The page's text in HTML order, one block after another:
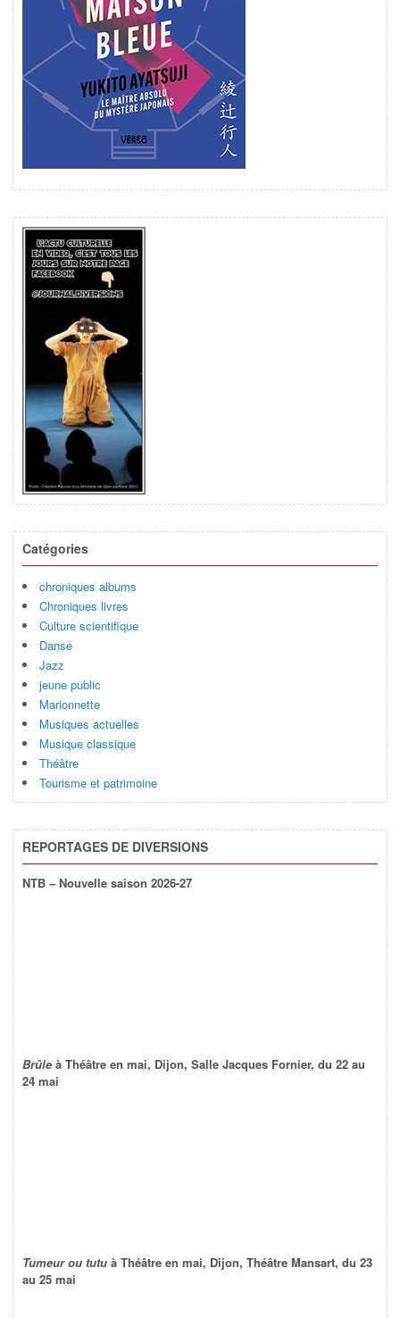
Catégories
chroniques albums
Chroniques livres
Culture scientifique
Danse
Jazz
jeune public
Marionnette
Musiques actuelles
Musique classique
Théâtre
Tourisme et patrimoine
REPORTAGES DE DIVERSIONS
NTB – Nouvelle saison 2026-27
Brûle à Théâtre en mai, Dijon, Salle Jacques Fornier, du 22 au
24 mai
Tumeur ou tutu à Théâtre en mai, Dijon, Théâtre Mansart, du 23
au 25 mai